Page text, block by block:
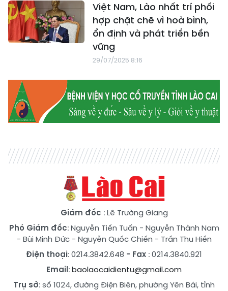
Việt Nam, Lào nhất trí phối
hợp chặt chẽ vì hoà bình,
ổn định và phát triển bền
vững
29/07/2025 8:16
Giám đốc : Lê Trường Giang
Phó Giám đốc:Nguyễn Tiến Tuấn - Nguyễn Thành Nam
- Bùi Minh Đức- Nguyễn Quốc Chiến - Trần Thu Hiền
Điện thoại: 0214.3842.648 - Fax : 0214.3840.921
Email:baolaocaidientu@gmail.com
Trụ sở: số 1024, đường Điện Biên, phường Yên Bái, tỉnh